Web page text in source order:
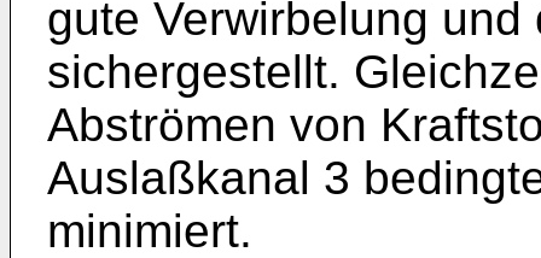
gute Verwirbelung
sichergestellt.
Abströmen von
Auslaßkanal 3
minimiert.